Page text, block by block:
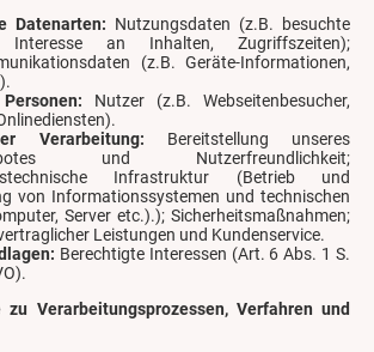
Datenarten: Nutzungsdaten (z.B. besuchte
Interesse an Inhalten, Zugriffszeiten);
(z.B. Geräte-Informationen,
Nutzer (z.B. Webseitenbesucher,
Verarbeitung: Bereitstellung unseres
und Nutzerfreundlichkeit;
Infrastruktur (Betrieb und
von Informationssystemen und technischen
Server etc.).); Sicherheitsmaßnahmen;
Leistungen und Kundenservice.
Berechtigte Interessen (Art. 6 Abs. 1 S.
zu Verarbeitungsprozessen, Verfahren und